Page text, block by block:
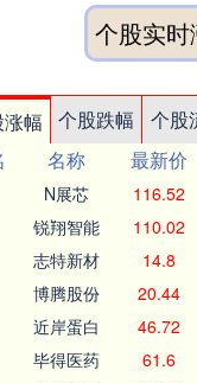
个股实
幅 个股跌幅 个股
名称 最新价
N展芯 116.52
锐翔智能 110.02
志特新材 14.8
博腾股份 20.44
近岸蛋白 46.72
毕得医药 61.6